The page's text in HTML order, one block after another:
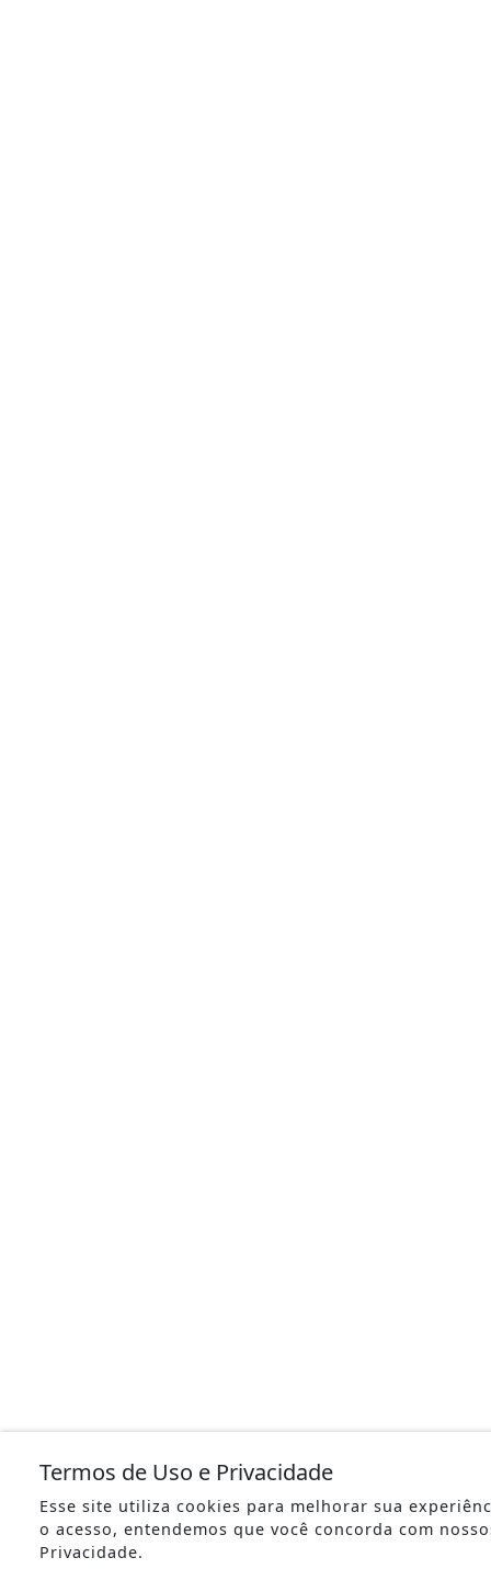
Termos de Uso e Privacidade
Esse site utiliza cookies para melhorar sua
o acesso, entendemos que você concorda com
Privacidade.